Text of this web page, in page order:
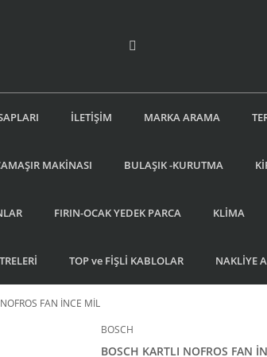
İLETİŞİM MARKA ARAMA
MAKİNASI BULAŞIK -KURUTMA
FIRIN-OCAK YEDEK PARCA KLİMA
TOP ve FİŞLİ KABLOLAR NAKLİYE
FAN İNCE MİL
BOSCH
BOSCH KARTLI NOFROS FAN